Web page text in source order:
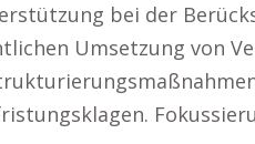
bei der
Umsetzung von